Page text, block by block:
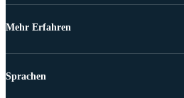
Mehr Erfahren
Sprachen